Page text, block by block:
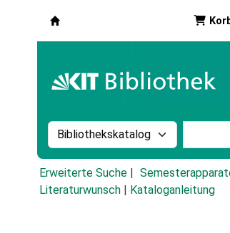
Suche im Katalog nach:
Erweiterte Suche
Literaturwunsch
Kataloganleitung